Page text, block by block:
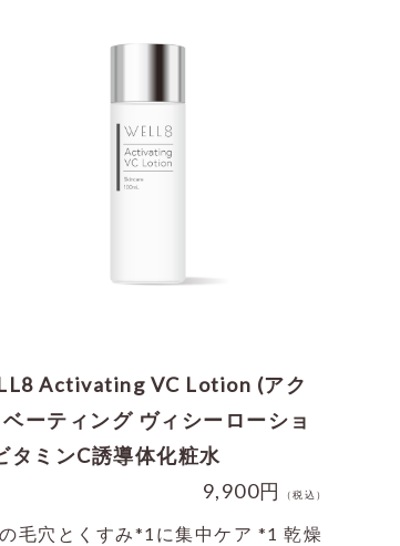
Activating VC Lotion (アク
ーティング ヴィシーローショ
タミンC誘導体化粧水
9,900円
（税込）
毛穴とくすみ*1に集中ケア *1 乾燥